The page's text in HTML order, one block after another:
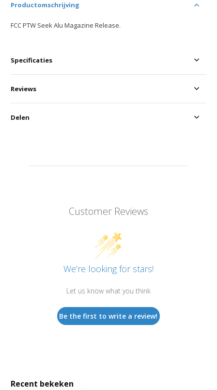
Productomschrijving
FCC PTW Seek Alu Magazine Release.
Specificaties
Customer Reviews
We’re looking for stars!
Let us know what you think
Be the first to write a review!
Reviews
Delen
Recent bekeken